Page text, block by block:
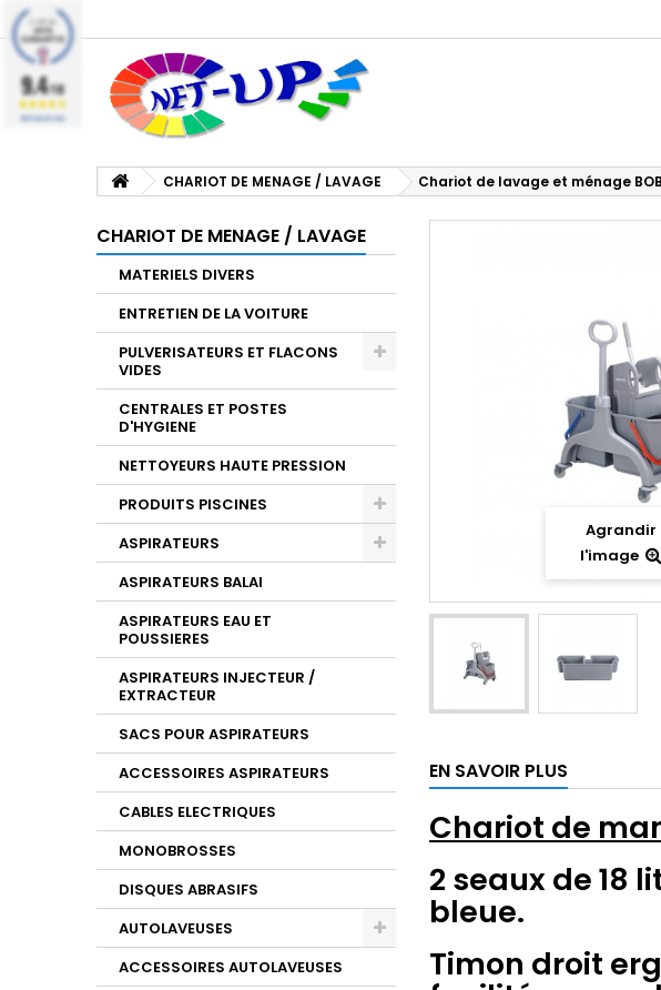
CHARIOT DE MENAGE / LAVAGE Chariot de lavage et ménage BOB
CHARIOT DE MENAGE / LAVAGE
MATERIELS DIVERS
ENTRETIEN DE LA VOITURE
PULVERISATEURS ET FLACONS
VIDES
CENTRALES ET POSTES
D'HYGIENE
NETTOYEURS HAUTE PRESSION
PRODUITS PISCINES
ASPIRATEURS
ASPIRATEURS BALAI
ASPIRATEURS EAU ET
POUSSIERES
ASPIRATEURS INJECTEUR /
EXTRACTEUR
SACS POUR ASPIRATEURS
ACCESSOIRES ASPIRATEURS
CABLES ELECTRIQUES
MONOBROSSES
DISQUES ABRASIFS
AUTOLAVEUSES
ACCESSOIRES AUTOLAVEUSES
Agrandir
l'image
EN SAVOIR PLUS
Chariot de
2 seaux de 18
bleue.
Timon droit
9.4/10